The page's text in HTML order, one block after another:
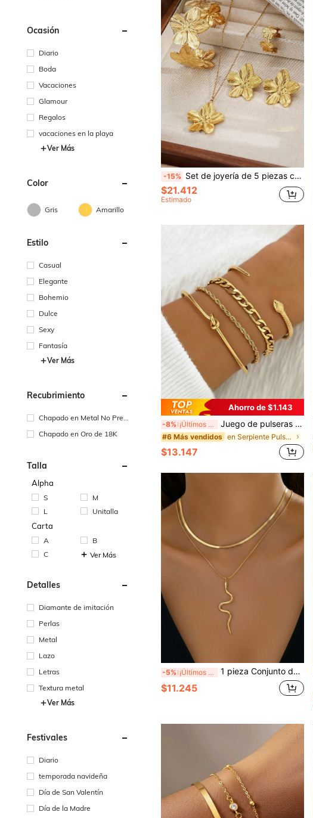
Ocasión
Diario
Boda
Vacaciones
Glamour
Regalos
vacaciones en la playa
Ver Más
Color
Gris Amarillo
Estilo
Casual
Elegante
Bohemio
Dulce
Sexy
Fantasía
Ver Más
Recubrimiento
Chapado en Metal No Preci
Chapado en Oro de 18K
Talla
Alpha
S
M
L
Unitalla
Carta
A
B
C
Ver Más
Detalles
Diamante de imitación
Perlas
Metal
Lazo
Letras
Textura metal
Ver Más
Festivales
Diario
temporada navideña
Día de San Valentín
Día de la Madre
-15% Set de joyería de 5 piezas con diseño de flor exquisito, incluye collar, aretes, anillo y pulsera de acero inoxidable, adecuado para uso diario, vacaciones en la playa, fiestas, regalo para amigos
$21.412
Estimado
Ahorro de $1.143
-8% ¡Últimos 3 días Juego de pulseras de acero inoxidable de varios estilos, que incluye nudo de cuerda, eslabón cubano, cadena de serpiente y talla grande, con detalles de textura vintage, uso por capas, mezcla y combinación, sin decoloración, accesorios de nicho para mujeres
#6 Más vendidos en Serpiente Pulseras De Mujer
$13.147
-5% ¡Últimos 2 días 1 pieza Conjunto de collar de acero inoxidable en capas para mujeres, cadena de serpiente ancha y plana con colgante de cadena fina, cadena de serpiente plana, colgante de curva de onda abstracta, cadena de extensión ajustable, elemento minimalista, estilo coreano de lujo ligero de tono frío de alta gama, dorado, adecuado para estudiantes, maestros, trabajadores de oficina, mujeres jóvenes, uso diario, vacaciones, visitas a tiendas, fotografía, citas, adecuado para regalos de cumpleaños, Navidad, Año Nuevo
$11.245